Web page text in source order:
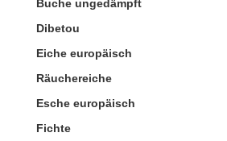
Buche ungedämpft
Dibetou
Eiche europäisch
Räuchereiche
Esche europäisch
Fichte